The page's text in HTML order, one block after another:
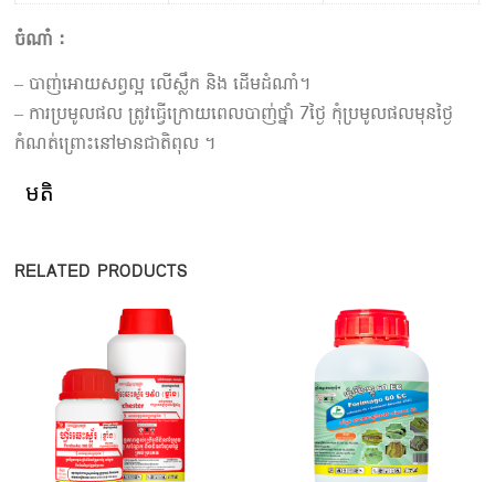
ចំណាំ :
– បាញ់អោយសព្វល្អ លើស្លឹក និង ដើមដំណាំ។
– ការប្រមូលផល ត្រូវធ្វើក្រោយពេលបាញ់ថ្នាំ 7ថ្ងៃ កុំប្រមូលផលមុនថ្ងៃ
កំណត់ព្រោះនៅមានជាតិពុល ។
មតិ
RELATED PRODUCTS